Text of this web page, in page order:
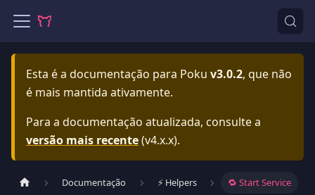
Esta é a documentação para Poku v3.0.2, que não
é mais mantida ativamente.
Para a documentação atualizada, consulte a
versão mais recente(v4.x.x).
Documentação ⚡️ Helpers 🔁 Start Service